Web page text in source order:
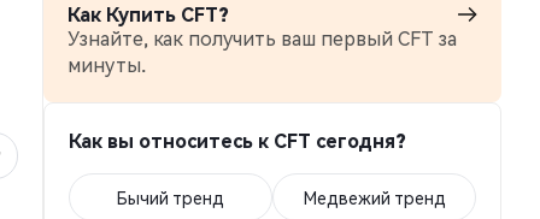
Как Купить CFT?
Узнайте, как получить ваш первый CFT за
минуты.
Как вы относитесь к CFT сегодня?
Бычий тренд Медвежий тренд